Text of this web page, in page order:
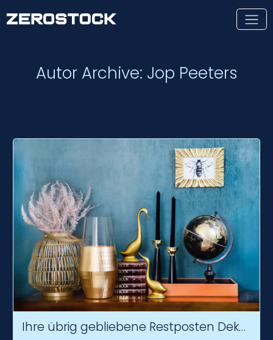
Autor Archive: Jop Peeters
Ihre übrig gebliebene Restposten Dekoration.